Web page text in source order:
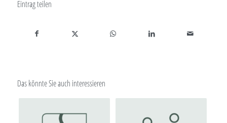
Eintrag teilen
Das könnte Sie auch interessieren